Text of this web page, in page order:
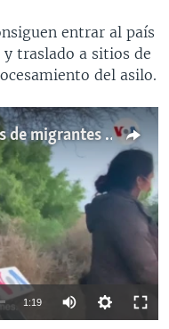
entrar al país
traslado a sitios de
del asilo.
La VOA en la frontera: relatos de migrantes y menores no acompañados
available
1:19